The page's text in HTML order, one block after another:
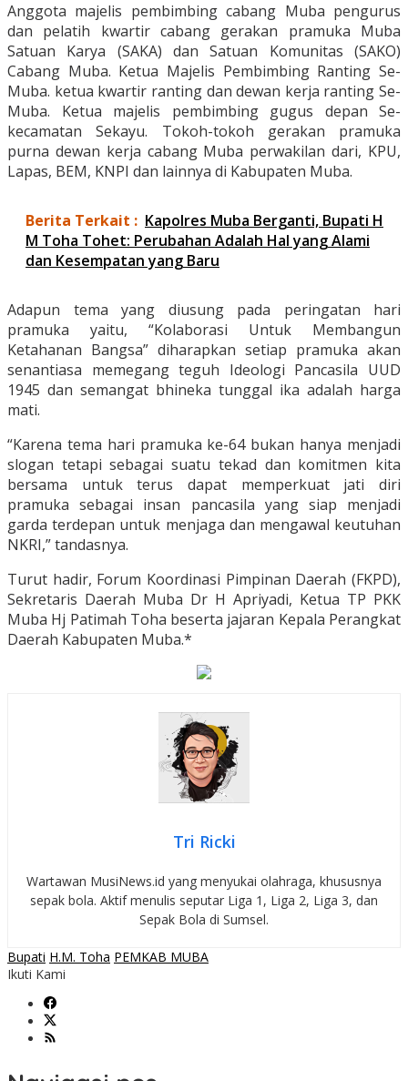
Anggota majelis pembimbing cabang Muba pengurus
dan pelatih kwartir cabang gerakan pramuka Muba
Satuan Karya (SAKA) dan Satuan Komunitas (SAKO)
Cabang Muba. Ketua Majelis Pembimbing Ranting Se-
Muba. ketua kwartir ranting dan dewan kerja ranting Se-
Muba. Ketua majelis pembimbing gugus depan Se-
kecamatan Sekayu. Tokoh-tokoh gerakan pramuka
purna dewan kerja cabang Muba perwakilan dari, KPU,
Lapas, BEM, KNPI dan lainnya di Kabupaten Muba.
Berita Terkait : Kapolres Muba Berganti, Bupati H
M Toha Tohet: Perubahan Adalah Hal yang Alami
dan Kesempatan yang Baru
Adapun tema yang diusung pada peringatan hari
pramuka yaitu, “Kolaborasi Untuk Membangun
Ketahanan Bangsa” diharapkan setiap pramuka akan
senantiasa memegang teguh Ideologi Pancasila UUD
1945 dan semangat bhineka tunggal ika adalah harga
mati.
“Karena tema hari pramuka ke-64 bukan hanya menjadi
slogan tetapi sebagai suatu tekad dan komitmen kita
bersama untuk terus dapat memperkuat jati diri
pramuka sebagai insan pancasila yang siap menjadi
garda terdepan untuk menjaga dan mengawal keutuhan
NKRI,” tandasnya.
Turut hadir, Forum Koordinasi Pimpinan Daerah (FKPD),
Sekretaris Daerah Muba Dr H Apriyadi, Ketua TP PKK
Muba Hj Patimah Toha beserta jajaran Kepala Perangkat
Daerah Kabupaten Muba.*
Tri Ricki
Wartawan MusiNews.id yang menyukai olahraga, khususnya
sepak bola. Aktif menulis seputar Liga 1, Liga 2, Liga 3, dan
Sepak Bola di Sumsel.
Bupati H.M. Toha PEMKAB MUBA
Ikuti Kami